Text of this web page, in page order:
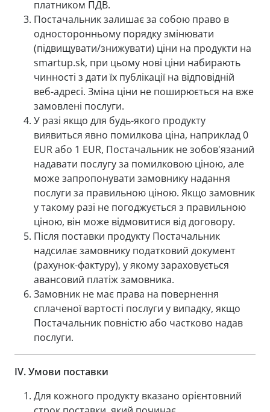
платником ПДВ.
Постачальник залишає за собою право в
односторонньому порядку змінювати
(підвищувати/знижувати) ціни на продукти на
smartup.sk, при цьому нові ціни набирають
чинності з дати їх публікації на відповідній
веб-адресі. Зміна ціни не поширюється на вже
замовлені послуги.
У разі якщо для будь-якого продукту
виявиться явно помилкова ціна, наприклад 0
EUR або 1 EUR, Постачальник не зобов'язаний
надавати послугу за помилковою ціною, але
може запропонувати замовнику надання
послуги за правильною ціною. Якщо замовник
у такому разі не погоджується з правильною
ціною, він може відмовитися від договору.
Після поставки продукту Постачальник
надсилає замовнику податковий документ
(рахунок-фактуру), у якому зараховується
авансовий платіж замовника.
Замовник не має права на повернення
сплаченої вартості послуги у випадку, якщо
Постачальник повністю або частково надав
послуги.
IV.Умови поставки
Для кожного продукту вказано орієнтовний